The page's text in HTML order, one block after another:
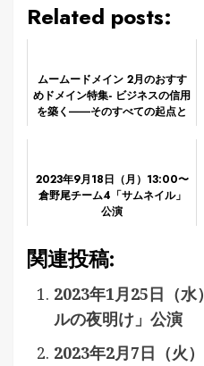
Related posts:
ムームードメイン 2月のおすす
めドメイン特集- ビジネスの信用
を築く――そのすべての起点と
2023年9月18日（月）13:00〜
倉野尾チーム4「サムネイル」
公演
関連投稿:
2023年1月25日（水
ルの夜明け」公演
2023年2月7日（火